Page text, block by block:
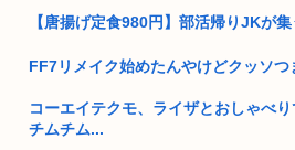
埼玉県警オービス盗難 容疑者逮捕後
用、政...
【唐揚げ定食980円】部活帰りJKが
FF7リメイク始めたんやけどクッソつ
コーエイテクモ、ライザとおしゃべ
チムチム...